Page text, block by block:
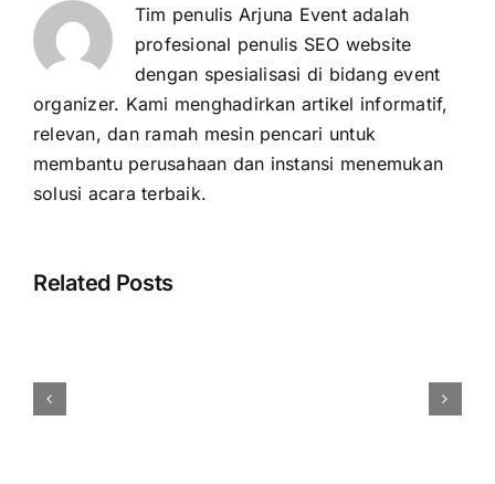
Tim penulis Arjuna Event adalah
profesional penulis SEO website
dengan spesialisasi di bidang event
organizer. Kami menghadirkan artikel informatif,
relevan, dan ramah mesin pencari untuk
membantu perusahaan dan instansi menemukan
solusi acara terbaik.
Related Posts